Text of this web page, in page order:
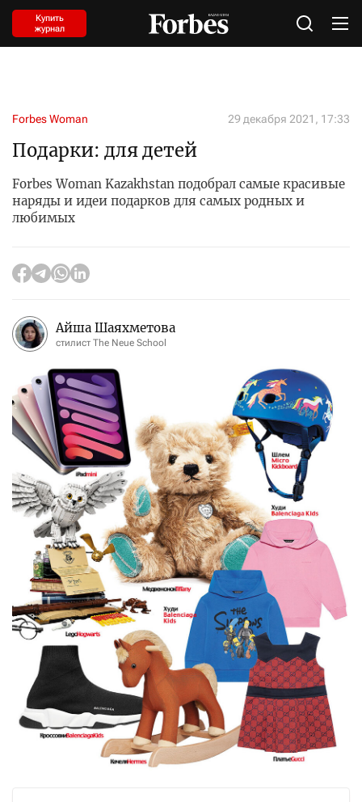
Купить
журнал
Forbes Woman 29 декабря 2021, 17:33
Подарки: для детей
Forbes Woman Kazakhstan подобрал самые красивые
наряды и идеи подарков для самых родных и
любимых
Айша Шаяхметова
стилист The Neue School